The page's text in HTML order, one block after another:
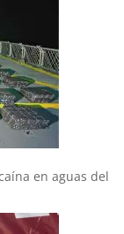
en aguas del